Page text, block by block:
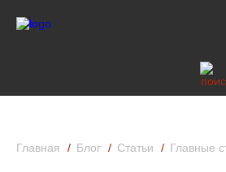
Главная Блог Статьи Главные